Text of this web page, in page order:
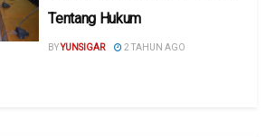
Tentang Hukum
BYYUNSIGAR 2 TAHUN AGO